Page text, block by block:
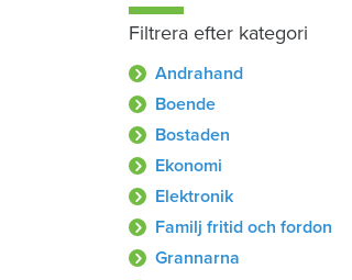
Filtrera efter kategori
Andrahand
Boende
Bostaden
Ekonomi
Elektronik
Familj fritid och fordon
Grannarna